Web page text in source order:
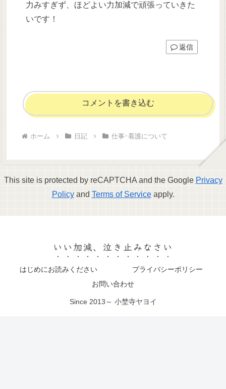
力みすぎず、ほどよい力加減で頑張っていきた
いです！
返信
コメントを書き込む
ホーム 日記 仕事･看護について
This site is protected by reCAPTCHA and the Google Privacy
Policyand Terms of Serviceapply.
いい加減、泣き止みなさい
はじめにお読みください
プライバシーポリシー
お問い合わせ
Since 2013～ 小埜寺ヤヨイ